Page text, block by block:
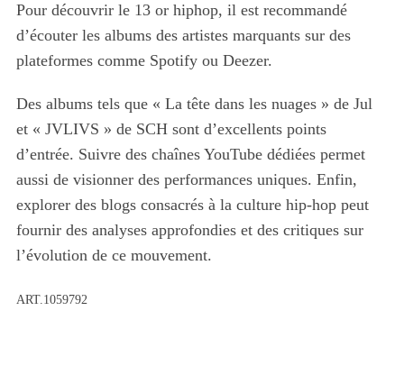
Pour découvrir le 13 or hiphop, il est recommandé
d’écouter les albums des artistes marquants sur des
plateformes comme Spotify ou Deezer.
Des albums tels que « La tête dans les nuages » de Jul
et « JVLIVS » de SCH sont d’excellents points
d’entrée. Suivre des chaînes YouTube dédiées permet
aussi de visionner des performances uniques. Enfin,
explorer des blogs consacrés à la culture hip-hop peut
fournir des analyses approfondies et des critiques sur
l’évolution de ce mouvement.
ART.1059792